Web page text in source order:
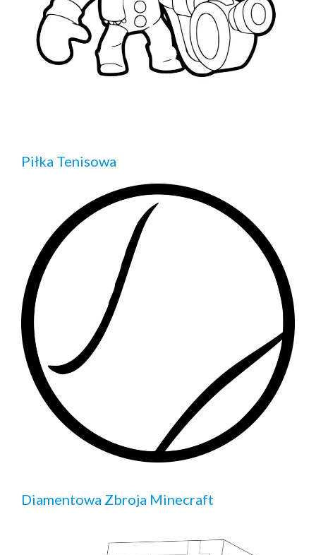
Piłka Tenisowa
Diamentowa Zbroja Minecraft